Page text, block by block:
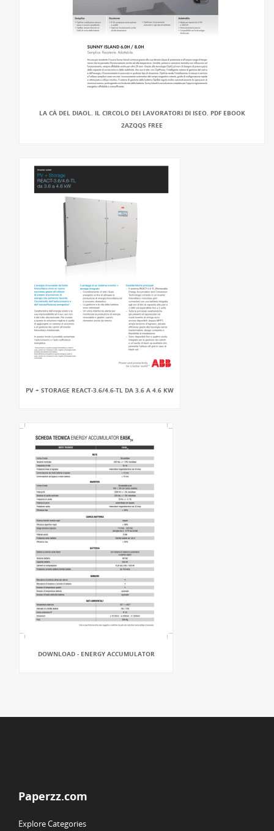
LA CÀ DEL DIAOL. IL CIRCOLO DEI LAVORATORI DI ISEO. PDF EBOOK
2AZQQS FREE
PV + STORAGE REACT-3.6/4.6-TL DA 3.6 A 4.6 KW
DOWNLOAD - ENERGY ACCUMULATOR
Paperzz.com
Explore Categories